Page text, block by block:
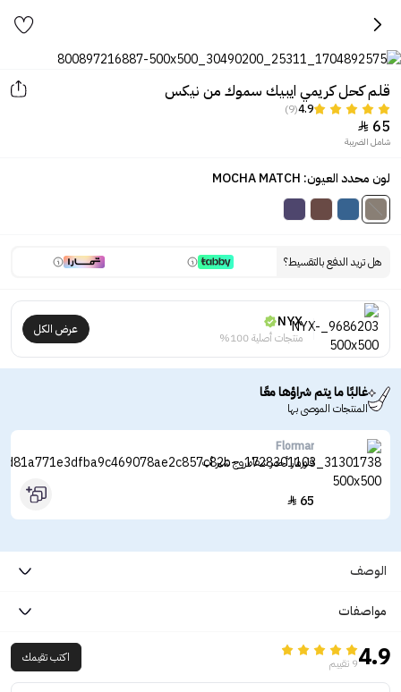
قلم كحل كريمي ايبيك سموك من نيكس
4.9
(9)
65

شامل الضريبة
لون محدد العيون: MOCHA MATCH
هل تريد الدفع بالتقسيط؟
NYX
منتجات أصلية 100%
عرض الكل
غالبًا ما يتم شراؤها معًا
المنتجات الموصى بها
Flormar
فلورمار أحمر شفاه روج شير أب
65

الوصف
مواصفات
4.99 تقييم اكتب تقيمك